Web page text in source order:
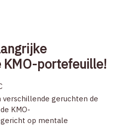
KMO-portefeuille!
geruchten de
KMO-
op mentale